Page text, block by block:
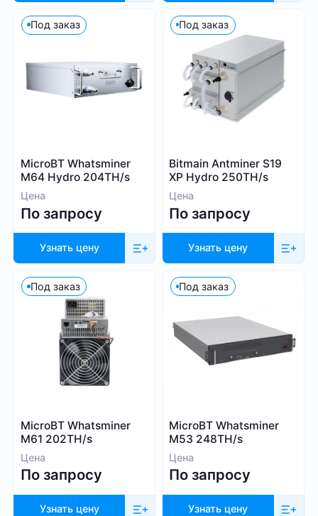
1 000
SHA-256
Scrypt
Kadena
Eaglesong
Ethash
X11
kHeavyHash
Equihash
Blake (14r)
Cuckatoo31
Randomx
SHA512256d
Ethash4G
Посмотреть все
Криптовалюта
Bitcoin (BTC)
BitcoinCash (BCH)
Dogecoin (DOGE)
Litecoin (LTC)
Kadena (KDA)
Под заказ
MicroBT Whatsminer
M64 Hydro 204TH/s
Цена
По запросу
Узнать цену
Под заказ
Bitmain Antminer S19
XP Hydro 250TH/s
Цена
По запросу
Узнать цену
Под заказ
MicroBT Whatsminer
M61 202TH/s
Цена
По запросу
Узнать цену
Под заказ
MicroBT Whatsminer
M53 248TH/s
Цена
По запросу
Узнать цену